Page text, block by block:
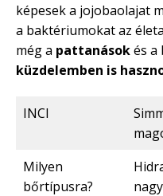
képesek a jojobaolajat
a baktériumokat az
még a pattanásokés a
küzdelemben is
INCI
Milyen
bőrtípusra?